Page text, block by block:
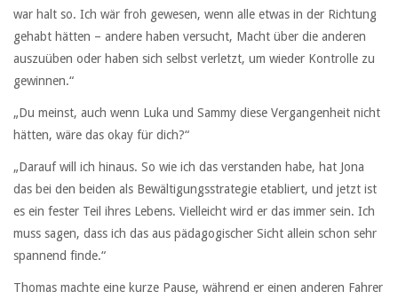
war halt so. Ich wär froh gewesen, wenn alle etwas in der Richtung
gehabt hätten – andere haben versucht, Macht über die anderen
auszuüben oder haben sich selbst verletzt, um wieder Kontrolle zu
gewinnen.“
„Du meinst, auch wenn Luka und Sammy diese Vergangenheit nicht
hätten, wäre das okay für dich?“
„Darauf will ich hinaus. So wie ich das verstanden habe, hat Jona
das bei den beiden als Bewältigungsstrategie etabliert, und jetzt ist
es ein fester Teil ihres Lebens. Vielleicht wird er das immer sein. Ich
muss sagen, dass ich das aus pädagogischer Sicht allein schon sehr
spannend finde.“
Thomas machte eine kurze Pause, während er einen anderen Fahrer